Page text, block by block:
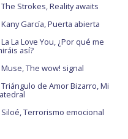
The Strokes, Reality awaits
Kany García, Puerta abierta
La La Love You, ¿Por qué me
así?
Muse, The wow! signal
Triángulo de Amor Bizarro, Mi
Siloé, Terrorismo emocional